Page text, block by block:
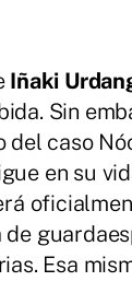
Iñaki
Sin
del caso
en su
Esa